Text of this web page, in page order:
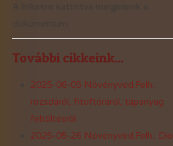
További cikkeink...
2025-06-05 Növényvéd.Felh.:
rozsdáról, fitoftóráról, tápanyag
feltöltésről
2025-05-26 Növényvéd.Felh.: Dió